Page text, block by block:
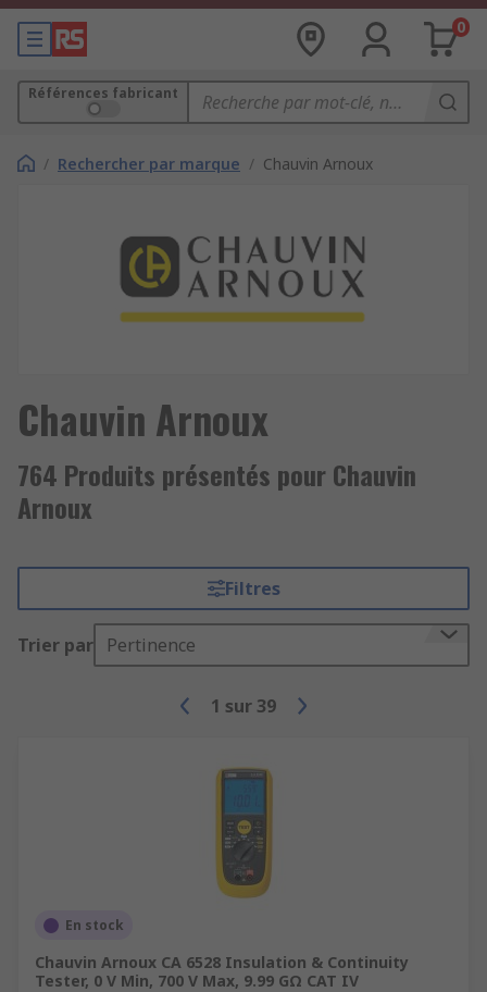
0
Références fabricant
/ Rechercher par marque / Chauvin Arnoux
Chauvin Arnoux
764 Produits présentés pour Chauvin
Arnoux
Filtres
Trier par Pertinence
1 sur 39
En stock
Chauvin Arnoux CA 6528 Insulation & Continuity
Tester, 0 V Min, 700 V Max, 9.99 GΩ CAT IV